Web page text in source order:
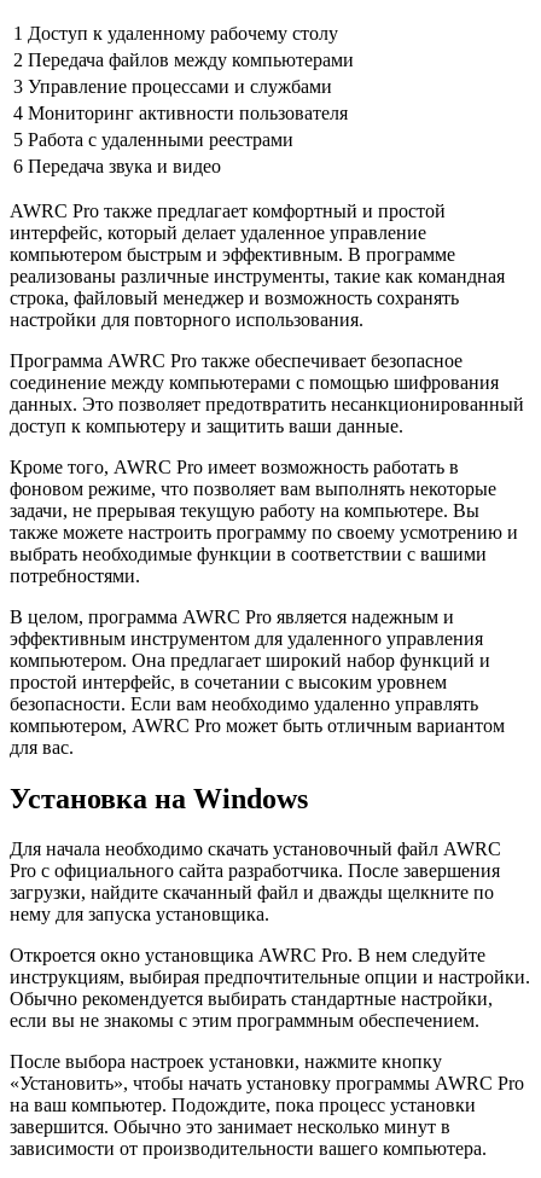
1 Доступ к удаленному рабочему столу
2 Передача файлов между компьютерами
3 Управление процессами и службами
4 Мониторинг активности пользователя
5 Работа с удаленными реестрами
6 Передача звука и видео
AWRC Pro также предлагает комфортный и простой
интерфейс, который делает удаленное управление
компьютером быстрым и эффективным. В программе
реализованы различные инструменты, такие как командная
строка, файловый менеджер и возможность сохранять
настройки для повторного использования.
Программа AWRC Pro также обеспечивает безопасное
соединение между компьютерами с помощью шифрования
данных. Это позволяет предотвратить несанкционированный
доступ к компьютеру и защитить ваши данные.
Кроме того, AWRC Pro имеет возможность работать в
фоновом режиме, что позволяет вам выполнять некоторые
задачи, не прерывая текущую работу на компьютере. Вы
также можете настроить программу по своему усмотрению и
выбрать необходимые функции в соответствии с вашими
потребностями.
В целом, программа AWRC Pro является надежным и
эффективным инструментом для удаленного управления
компьютером. Она предлагает широкий набор функций и
простой интерфейс, в сочетании с высоким уровнем
безопасности. Если вам необходимо удаленно управлять
компьютером, AWRC Pro может быть отличным вариантом
для вас.
Установка на Windows
Для начала необходимо скачать установочный файл AWRC
Pro с официального сайта разработчика. После завершения
загрузки, найдите скачанный файл и дважды щелкните по
нему для запуска установщика.
Откроется окно установщика AWRC Pro. В нем следуйте
инструкциям, выбирая предпочтительные опции и настройки.
Обычно рекомендуется выбирать стандартные настройки,
если вы не знакомы с этим программным обеспечением.
После выбора настроек установки, нажмите кнопку
«Установить», чтобы начать установку программы AWRC Pro
на ваш компьютер. Подождите, пока процесс установки
завершится. Обычно это занимает несколько минут в
зависимости от производительности вашего компьютера.